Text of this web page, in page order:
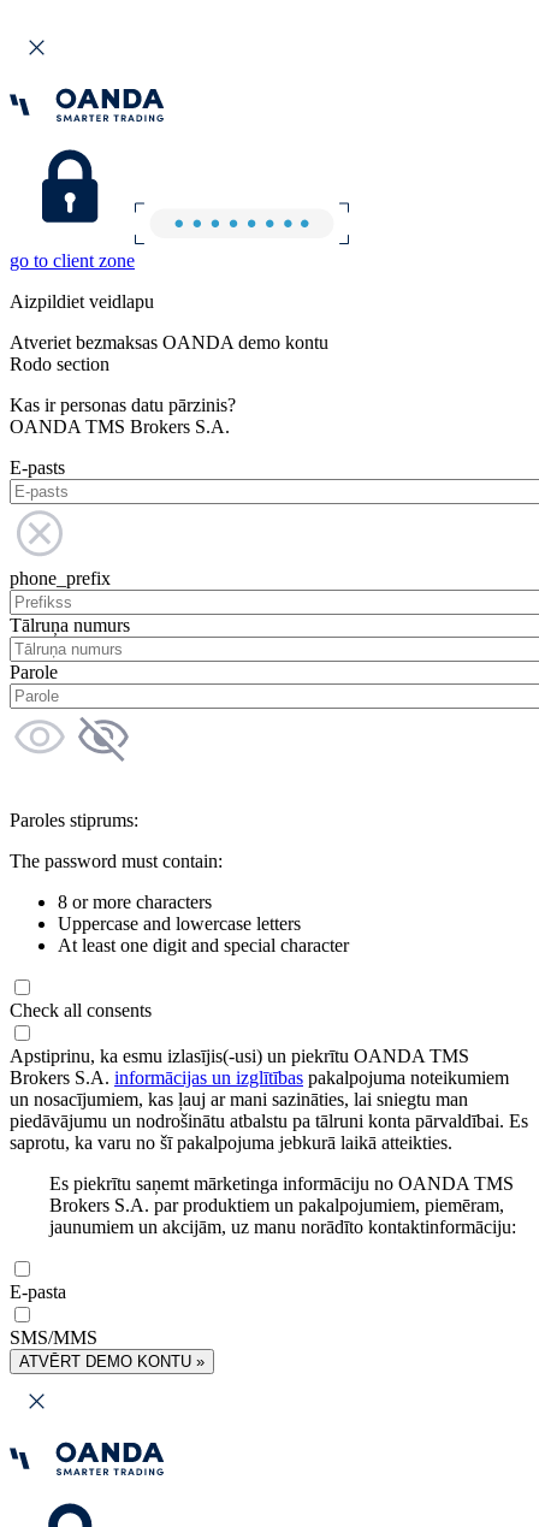
go to client zone
Aizpildiet veidlapu
Atveriet bezmaksas OANDA demo kontu
Rodo section
Kas ir personas datu pārzinis?
OANDA TMS Brokers S.A.
E-pasts
phone_prefix
Tālruņa numurs
Parole
Paroles stiprums:
The password must contain:
8 or more characters
Uppercase and lowercase letters
At least one digit and special character
Check all consents
Apstiprinu, ka esmu izlasījis(-usi) un piekrītu OANDA TMS
Brokers S.A. informācijas un izglītības pakalpojuma noteikumiem
un nosacījumiem, kas ļauj ar mani sazināties, lai sniegtu man
piedāvājumu un nodrošinātu atbalstu pa tālruni konta pārvaldībai. Es
saprotu, ka varu no šī pakalpojuma jebkurā laikā atteikties.
Es piekrītu saņemt mārketinga informāciju no OANDA TMS
Brokers S.A. par produktiem un pakalpojumiem, piemēram,
jaunumiem un akcijām, uz manu norādīto kontaktinformāciju:
E-pasta
SMS/MMS
ATVĒRT DEMO KONTU »